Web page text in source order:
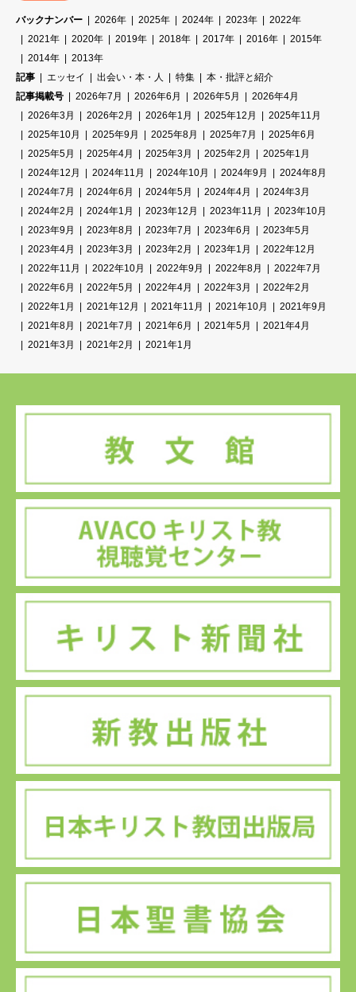
バックナンバー 2026年 2025年 2024年 2023年
2022年
2021年
2020年 2019年 2018年 2017年 2016年
2015年
2014年
2013年
記事
エッセイ 出会い・本・人 特集
本・批評と紹介
記事掲載号
2026年7月 2026年6月 2026年5月
2026年4月
2026年3月
2026年2月 2026年1月 2025年12月
2025年11月
2025年10月
2025年9月 2025年8月 2025年7月
2025年6月
2025年5月
2025年4月 2025年3月 2025年2月
2025年1月
2024年12月
2024年11月 2024年10月 2024年9月
2024年8月
2024年7月
2024年6月 2024年5月 2024年4月
2024年3月
2024年2月
2024年1月 2023年12月 2023年11月
2023年10月
2023年9月
2023年8月 2023年7月 2023年6月
2023年5月
2023年4月
2023年3月 2023年2月 2023年1月
2022年12月
2022年11月
2022年10月 2022年9月 2022年8月
2022年7月
2022年6月
2022年5月 2022年4月 2022年3月
2022年2月
2022年1月
2021年12月 2021年11月 2021年10月
2021年9月
2021年8月
2021年7月 2021年6月 2021年5月
2021年4月
2021年3月
2021年2月 2021年1月